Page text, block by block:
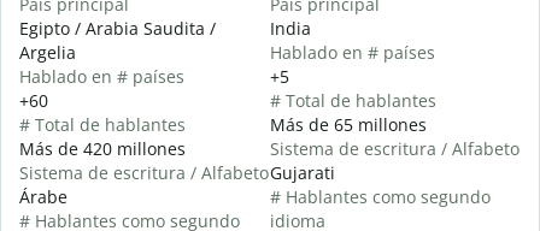
Egipto / Arabia Saudita /
Argelia
Hablado en # países
+60
# Total de hablantes
Más de 420 millones
Sistema de escritura / Alfabeto
Árabe
# Hablantes como segundo
India
Hablado en # países
+5
# Total de hablantes
Más de 65 millones
Sistema de escritura / Alfabeto
Gujarati
# Hablantes como segundo
idioma